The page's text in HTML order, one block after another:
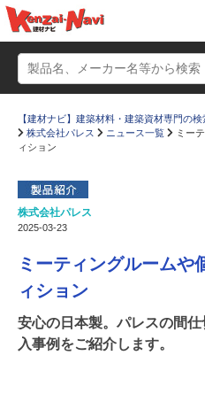
動画
かたなび
すまいリング
Q＆A
お気に入り
【建材ナビ】建築材料・建築資材専門の検
株式会社パレス
ニュース一覧
ミー
ィション
株式会社パレス
2025-03-23
ミーティングルームや
ィション
安心の日本製。パレスの間
入事例をご紹介します。